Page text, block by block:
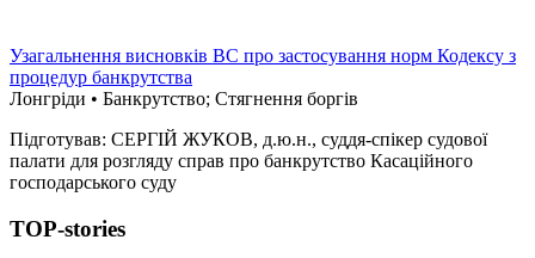
Узагальнення висновків ВС про застосування норм Кодексу з
процедур банкрутства
Лонгрiди • Банкрутство; Стягнення боргiв
Підготував: СЕРГІЙ ЖУКОВ, д.ю.н., суддя-спікер судової
палати для розгляду справ про банкрутство Касаційного
господарського суду
TOP-stories